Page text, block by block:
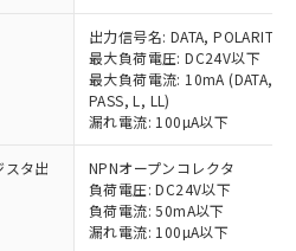
出力信号名: DATA, POLARITY,
最大負荷電圧: DC24V以下
最大負荷電流: 10mA (DATA,
PASS, L, LL)
漏れ電流: 100µA以下
スタ出
NPNオープンコレクタ
負荷電圧: DC24V以下
負荷電流: 50mA以下
漏れ電流: 100µA以下
いただき、同意のうえ
、当社制御機器事業取扱
させていただくもので
事業取扱商品の中には、
対象外となる商品もある
RoHS指令（10物質）の
品で、対応品を出す予
RoHS指令（10物質）の
調査中または確認中の
ス料など無形物で、有
ない商品です。
り、非含有部品として
料含有率が中国RoHSの
とを示します。
料含有率が中国RoHSの
ことを示します。